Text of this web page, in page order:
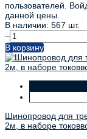
пользователей.
данной цены.
В наличии: 567 шт.
–
В корзину
Шинопровод для
2м, в наборе